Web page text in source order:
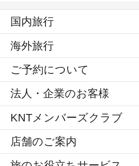
国内旅行
海外旅行
ご予約について
法人・企業のお客様
KNTメンバーズクラブ
店舗のご案内